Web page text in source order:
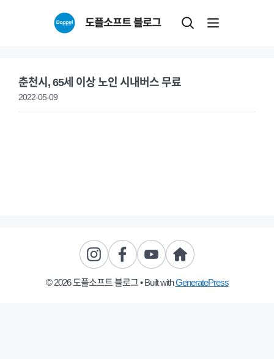
도플소프트 블로그
춘천시, 65세 이상 노인 시내버스 무료
2022-05-09
© 2026 도플소프트 블로그• Built withGeneratePress